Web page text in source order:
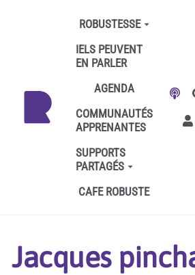
Aller au contenu principal
ROBUSTESSE
IELS PEUVENT
EN PARLER
AGENDA
COMMUNAUTÉS
APPRENANTES
SUPPORTS
PARTAGÉS
CAFE ROBUSTE
Jacques